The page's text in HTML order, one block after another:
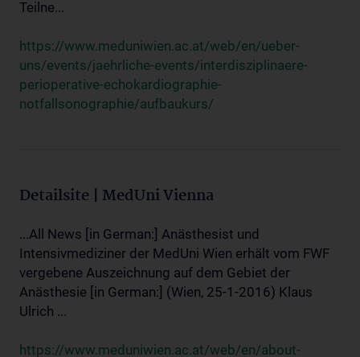
Teilne...
https://www.meduniwien.ac.at/web/en/ueber-
uns/events/jaehrliche-events/interdisziplinaere-
perioperative-echokardiographie-
notfallsonographie/aufbaukurs/
Detailsite | MedUni Vienna
...All News [in German:] Anästhesist und
Intensivmediziner der MedUni Wien erhält vom FWF
vergebene Auszeichnung auf dem Gebiet der
Anästhesie [in German:] (Wien, 25-1-2016) Klaus
Ulrich ...
https://www.meduniwien.ac.at/web/en/about-